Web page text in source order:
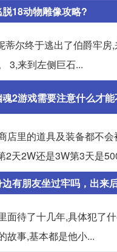
18动物雕像攻略?
蒂尔终于逃出了伯爵牢
3,来到左侧巨石...
2游戏需要注意什么才
店里的道具及装备都不
2天2W还是3W第3天是500
有朋友坐过牢吗，出来
面待了十几年,具体犯了
故事,基本都是他小...